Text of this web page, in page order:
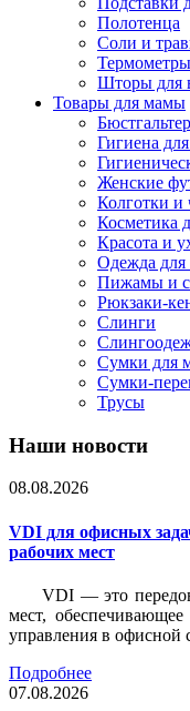
Полотенца
Соли и
Шторы для
Товары для мамы
Гигиена
Женские
Колготки и
Косметика
Красота и
Одежда
Пижамы и
Рюкзаки-
Слинги
Сумки для
Сумки-
Трусы
Наши новости
08.08.2026
VDI для офисных
рабочих мест
VDI — это
мест,
управления в офисной
Подробнее
07.08.2026